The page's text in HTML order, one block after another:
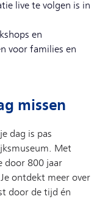
live te volgen is in
en
voor families en
missen
dag is pas
Met
door 800 jaar
ontdekt meer over
door de tijd én